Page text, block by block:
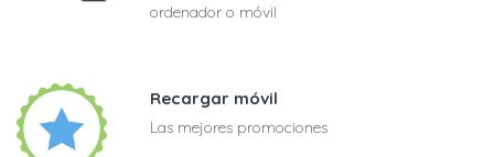
ordenador o móvil
Recargar móvil
Las mejores promociones